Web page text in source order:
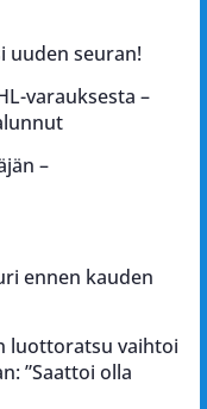
uuden seuran!
varauksesta –
–
ennen kauden
luottoratsu vaihtoi
”Saattoi olla